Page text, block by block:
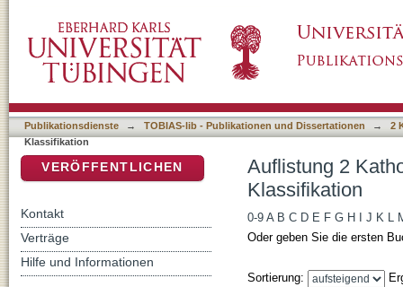
Publikationsdienste → TOBIAS-lib - Publikationen und Dissertationen →
2
Klassifikation
Auflistung 2
Klassifikation
0-9 A B C D E F G H J K L
Oder geben Sie die ersten
Sortierung:
VERÖFFENTLICHEN
Kontakt
Verträge
Hilfe und Informationen